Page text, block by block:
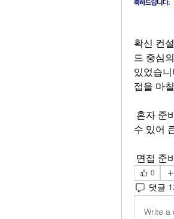
확신 컨
드 중심
있었습
접을 마
수 있어
면접 준
0
댓글 1
Write a